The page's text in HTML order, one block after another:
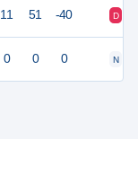
11 51 -40 D
0 0 0 N